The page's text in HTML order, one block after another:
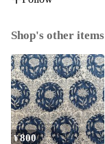
Shop's other items
¥800